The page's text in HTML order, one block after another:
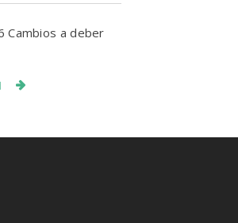
Cambios a deber